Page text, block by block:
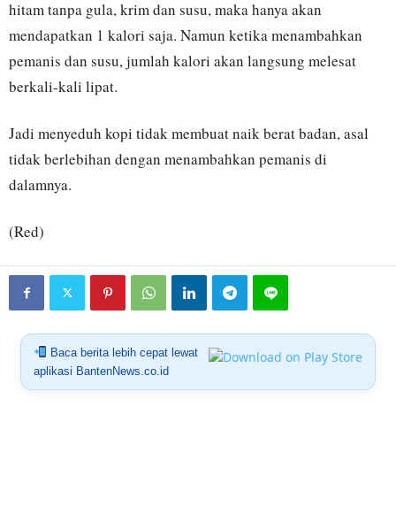
hitam tanpa gula, krim dan susu, maka hanya akan
mendapatkan 1 kalori saja. Namun ketika menambahkan
pemanis dan susu, jumlah kalori akan langsung melesat
berkali-kali lipat.
Jadi menyeduh kopi tidak membuat naik berat badan, asal
tidak berlebihan dengan menambahkan pemanis di
dalamnya.
(Red)
Baca berita lebih cepat lewat
aplikasi BantenNews.co.id